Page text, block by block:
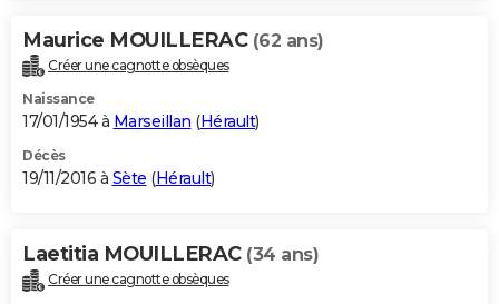
Maurice MOUILLERAC (62 ans)
Créer une cagnotte obsèques
Naissance
17/01/1954 à Marseillan (Hérault)
Décès
19/11/2016 à Sète (Hérault)
Laetitia MOUILLERAC (34 ans)
Créer une cagnotte obsèques